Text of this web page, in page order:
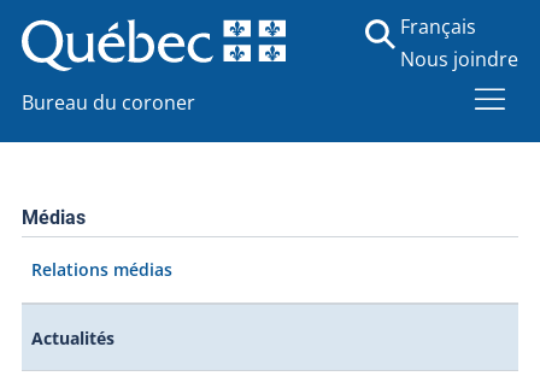
Bureau du coroner
Français
Nous joindre
Médias
Relations médias
Actualités